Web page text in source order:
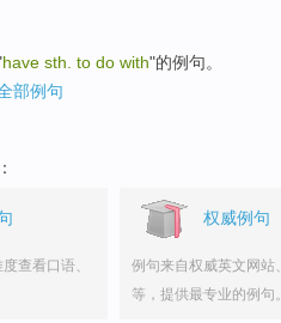
have sth. to do with"的例句。
部例句
查看口语、
权威例句
例句来自权威英文网站
等，提供最专业的例句。